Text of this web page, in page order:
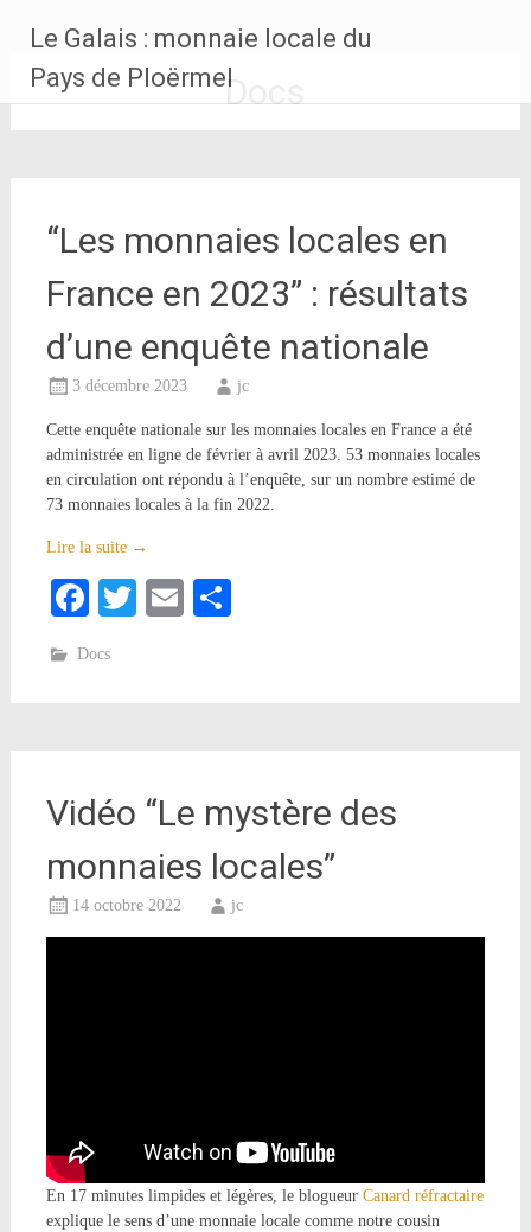
principal
Le Galais : monnaie locale du
Pays de PloërmelDocs
“Les monnaies locales en
France en 2023” : résultats
d’une enquête nationale
3 décembre 2023 jc
Cette enquête nationale sur les monnaies locales en France a été
administrée en ligne de février à avril 2023. 53 monnaies locales
en circulation ont répondu à l’enquête, sur un nombre estimé de
73 monnaies locales à la fin 2022.
Lire la suite →
Facebook
TwitterEmail
Docs
Vidéo “Le mystère des
monnaies locales”
14 octobre 2022 jc
En 17 minutes limpides et légères, le blogueur Canard réfractaire
explique le sens d’une monnaie locale comme notre cousin